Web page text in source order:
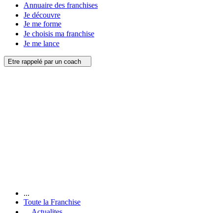
Annuaire des franchises
Je découvre
Je me forme
Je choisis ma franchise
Je me lance
Etre rappelé par un coach
...
Toute la Franchise